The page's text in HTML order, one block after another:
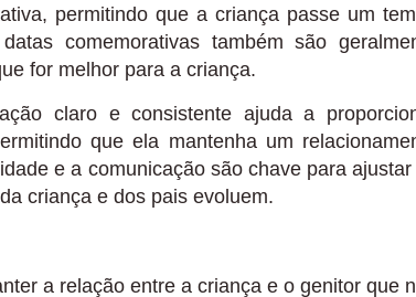
permitindo que a criança passe um
comemorativas também são
for melhor para a criança.
claro e consistente ajuda a
que ela mantenha um
e a comunicação são chave para ajustar
criança e dos pais evoluem.
a relação entre a criança e o genitor que